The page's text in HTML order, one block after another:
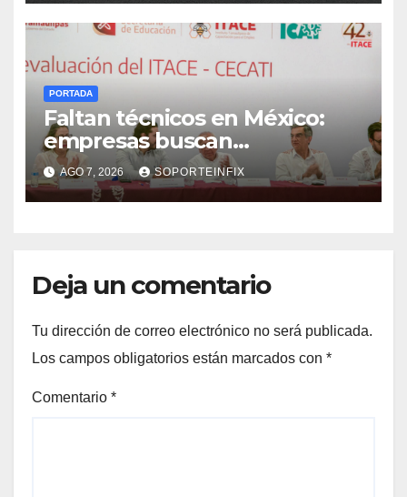
PORTADA
Faltan técnicos en México:
empresas buscan
trabajadores antes de que
terminen de capacitarse
AGO 7, 2026 SOPORTEINFIX
Deja un comentario
Tu dirección de correo electrónico no será publicada.
Los campos obligatorios están marcados con *
Comentario *